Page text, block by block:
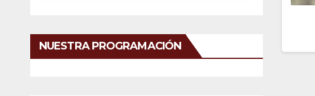
NUESTRA PROGRAMACIÓN